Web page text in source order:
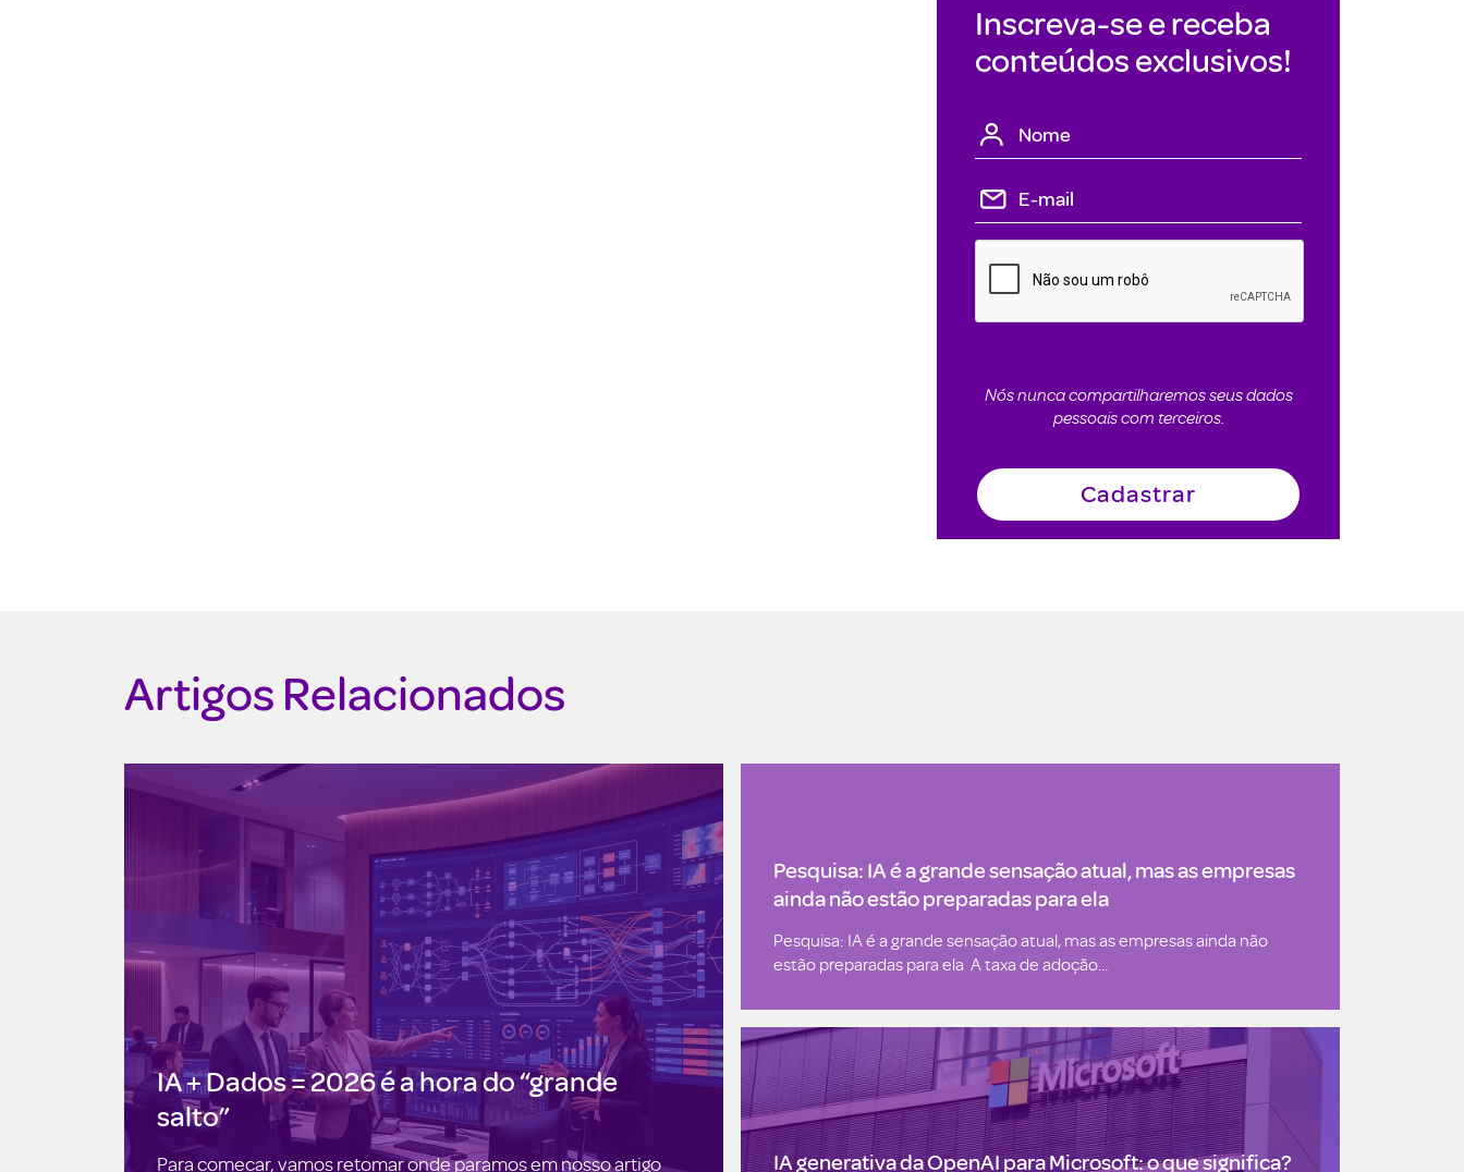
Inscreva-se e receba
conteúdos exclusivos!
Nós nunca compartilharemos seus dados
pessoais com terceiros.
Artigos Relacionados
IA + Dados = 2026 é a hora do “grande
salto”
Para começar, vamos retomar onde paramos em nosso artigo
Pesquisa: IA é a grande sensação atual, mas as empresas
ainda não estão preparadas para ela
Pesquisa: IA é a grande sensação atual, mas as empresas ainda não
estão preparadas para ela A taxa de adoção...
IA generativa da OpenAI para Microsoft: o que significa?